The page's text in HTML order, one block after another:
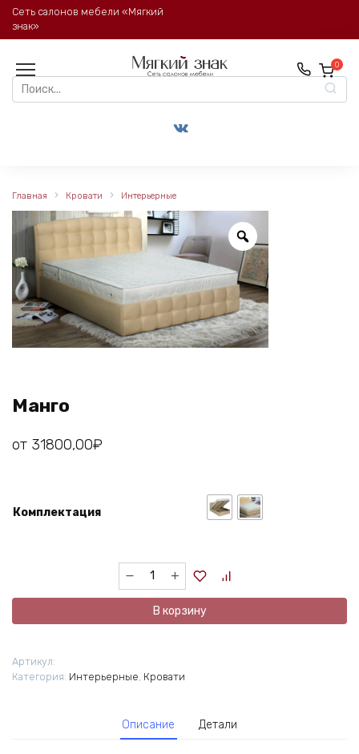
Перейти
содержанию
Сеть салонов мебели «Мягкий
знак»
Search
for:
0
Главная Кровати Интерьерные
Манго
от 31800,00₽
Комплектация
Количество
товара
В корзину
Артикул:
Категория: Интерьерные, Кровати
Описание Детали